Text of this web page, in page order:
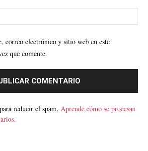
correo electrónico y sitio web en este
que comente.
reducir el spam. Aprende cómo se procesan